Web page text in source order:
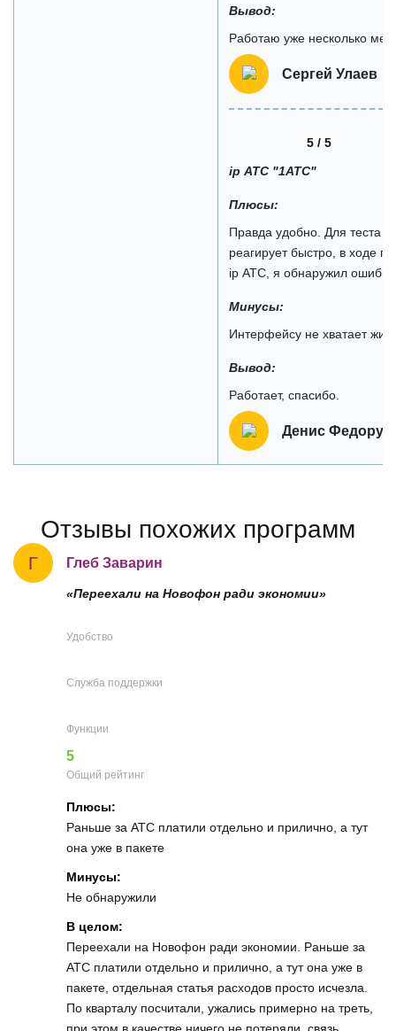
Вывод:
Работаю уже несколько
Сергей Улаев
5 / 5
ip АТС "1АТС"
Плюсы:
Правда удобно. Для теста
реагирует быстро, в ходе
ip АТС, я обнаружил
Минусы:
Интерфейсу не хватает
Вывод:
Работает, спасибо.
Денис Федорус
Отзывы похожих программ
Г Глеб Заварин
«Переехали на Новофон ради экономии»
Удобство
Служба поддержки
Функции
5
Общий рейтинг
Плюсы:
Раньше за АТС платили отдельно и прилично, а тут
она уже в пакете
Минусы:
Не обнаружили
В целом:
Переехали на Новофон ради экономии. Раньше за
АТС платили отдельно и прилично, а тут она уже в
пакете, отдельная статья расходов просто исчезла.
По кварталу посчитали, ужались примерно на треть,